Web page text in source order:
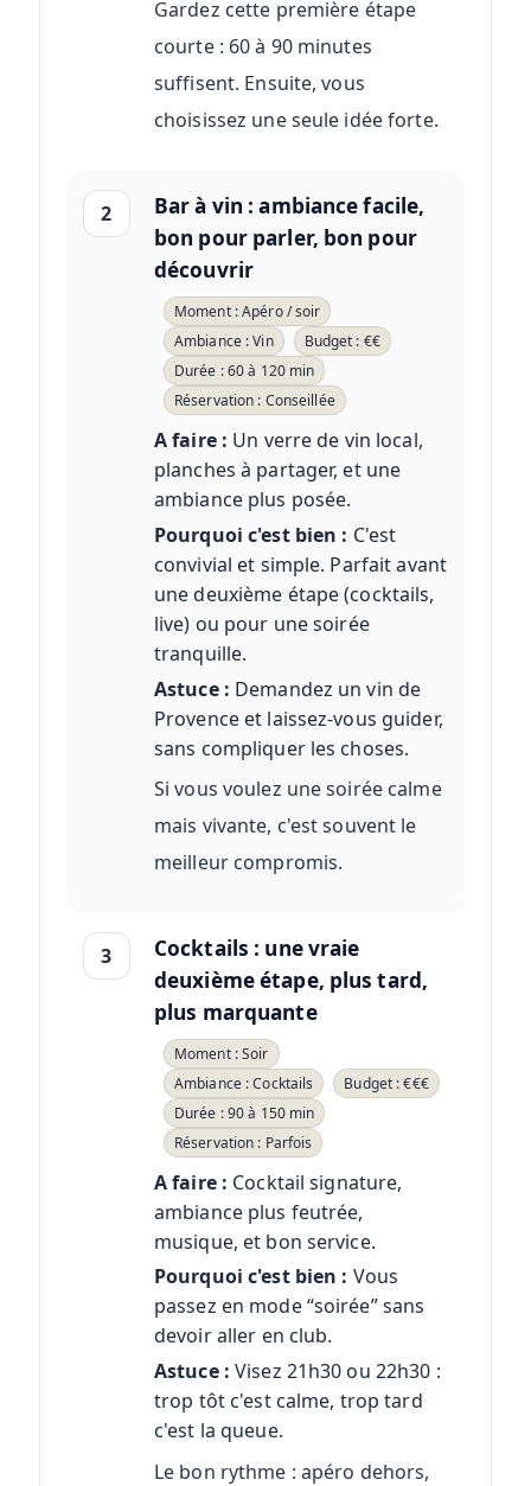
Gardez cette première étape
courte : 60 à 90 minutes
suffisent. Ensuite, vous
choisissez une seule idée forte.
2
Bar à vin : ambiance facile,
bon pour parler, bon pour
découvrir
Moment : Apéro / soir
Ambiance : Vin
Budget : €€
Durée : 60 à 120 min
Réservation : Conseillée
A faire : Un verre de vin local,
planches à partager, et une
ambiance plus posée.
Pourquoi c'est bien : C'est
convivial et simple. Parfait avant
une deuxième étape (cocktails,
live) ou pour une soirée
tranquille.
Astuce : Demandez un vin de
Provence et laissez-vous guider,
sans compliquer les choses.
Si vous voulez une soirée calme
mais vivante, c'est souvent le
meilleur compromis.
3
Cocktails : une vraie
deuxième étape, plus tard,
plus marquante
Moment : Soir
Ambiance : Cocktails
Budget : €€€
Durée : 90 à 150 min
Réservation : Parfois
A faire : Cocktail signature,
ambiance plus feutrée,
musique, et bon service.
Pourquoi c'est bien : Vous
passez en mode “soirée” sans
devoir aller en club.
Astuce : Visez 21h30 ou 22h30 :
trop tôt c'est calme, trop tard
c'est la queue.
Le bon rythme : apéro dehors,